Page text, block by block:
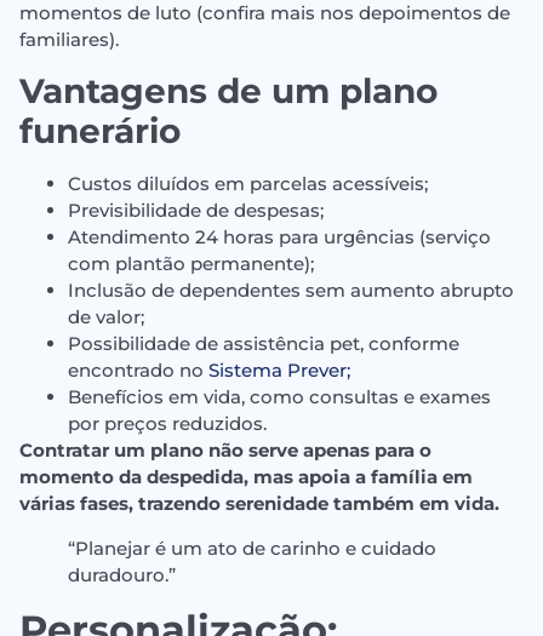
momentos de luto (confira mais nos depoimentos de
familiares).
Vantagens de um plano
funerário
Custos diluídos em parcelas acessíveis;
Previsibilidade de despesas;
Atendimento 24 horas para urgências (serviço
com plantão permanente);
Inclusão de dependentes sem aumento abrupto
de valor;
Possibilidade de assistência pet, conforme
encontrado no Sistema Prever;
Benefícios em vida, como consultas e exames
por preços reduzidos.
Contratar um plano não serve apenas para o
momento da despedida, mas apoia a família em
várias fases, trazendo serenidade também em vida.
“Planejar é um ato de carinho e cuidado
duradouro.”